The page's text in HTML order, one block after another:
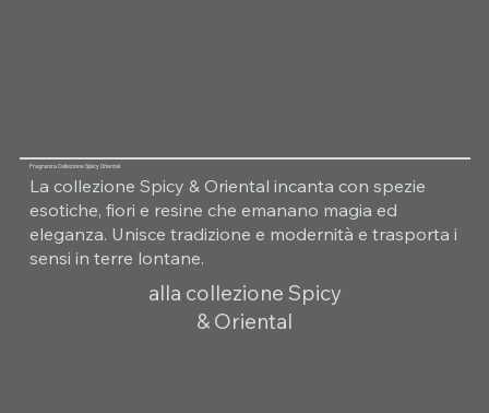
Fragranza Collezione Spicy Oriental
La collezione Spicy & Oriental incanta con spezie
esotiche, fiori e resine che emanano magia ed
eleganza. Unisce tradizione e modernità e trasporta i
sensi in terre lontane.
alla collezione Spicy
& Oriental